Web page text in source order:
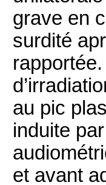
grave en
surdité
au pic
induite
et avant